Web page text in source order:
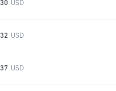
30 USD
32 USD
37 USD